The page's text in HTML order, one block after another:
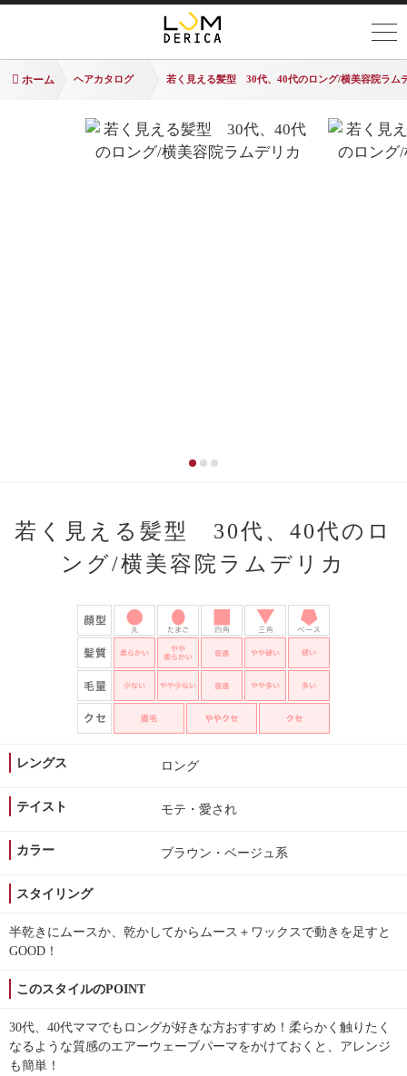
ホーム ヘアカタログ 若く見える髪型 30代、40代のロング/横美容院ラム
若く見える髪型 30代、40代のロ
ング/横美容院ラムデリカ
レングス ロング
テイスト モテ・愛され
カラー ブラウン・ベージュ系
スタイリング
半乾きにムースか、乾かしてからムース＋ワックスで動きを足すと
GOOD！
このスタイルのPOINT
30代、40代ママでもロングが好きな方おすすめ！柔らかく触りたく
なるような質感のエアーウェーブパーマをかけておくと、アレンジ
も簡単！